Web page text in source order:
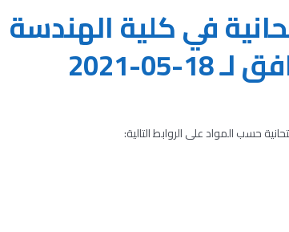
في كلية الهندسة
2021
حسب المواد على الروابط التالية: